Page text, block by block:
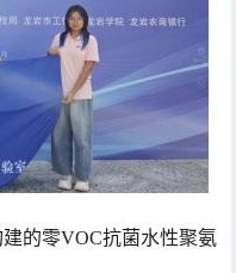
的零VOC抗菌水性聚氨